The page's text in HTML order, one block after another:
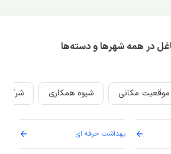
در همه شهرها و دسته‌ها
موقعیت مکانی شیوه همکاری
بهداشت حرفه ای